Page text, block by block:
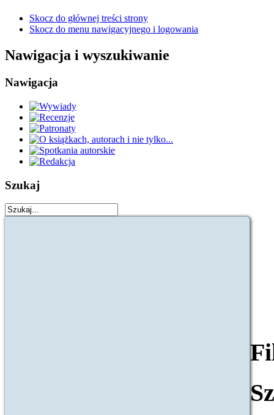
Skocz do głównej treści strony
Skocz do menu nawigacyjnego i logowania
Nawigacja i wyszukiwanie
Nawigacja
Szukaj